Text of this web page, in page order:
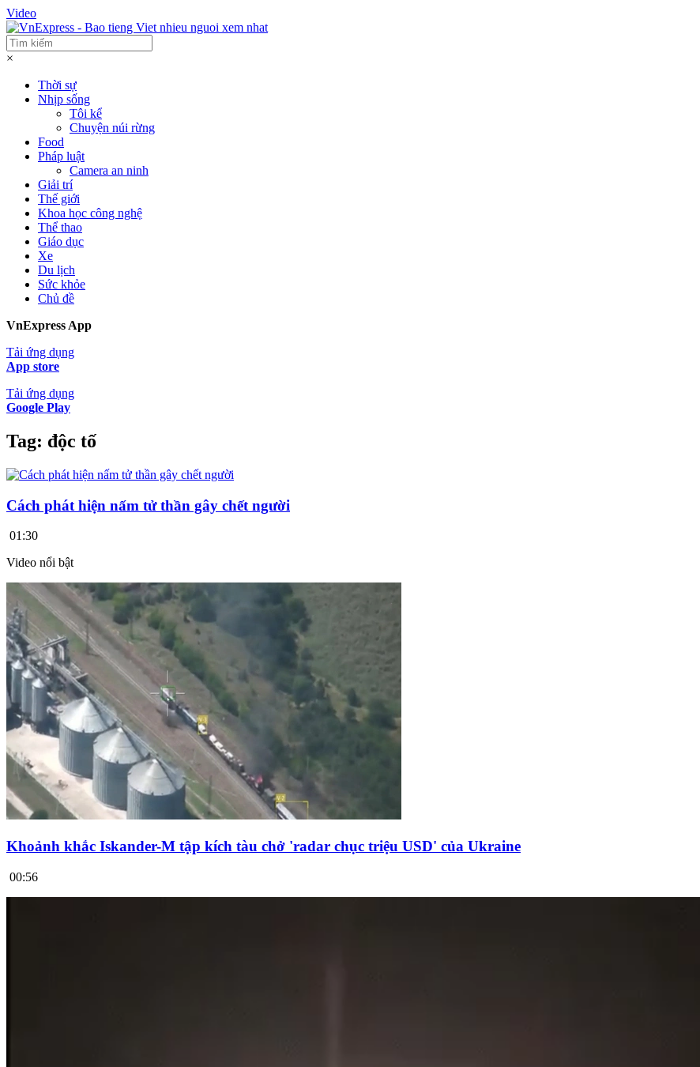
Video
×
Thời sự
Nhịp sống
Tôi kể
Chuyện núi rừng
Food
Pháp luật
Camera an ninh
Giải trí
Thế giới
Khoa học công nghệ
Thể thao
Giáo dục
Xe
Du lịch
Sức khỏe
Chủ đề
VnExpress App
Tải ứng dụng
App store
Tải ứng dụng
Google Play
Tag: độc tố
Cách phát hiện nấm tử thần gây chết người
01:30
Video nổi bật
Khoảnh khắc Iskander-M tập kích tàu chở 'radar chục triệu USD' của Ukraine
00:56